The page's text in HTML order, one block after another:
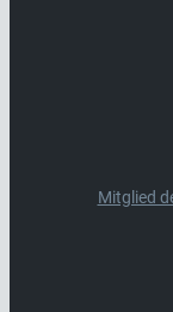
Mitglied